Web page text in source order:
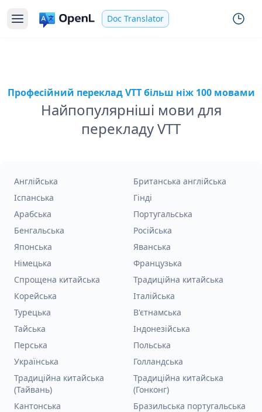
Doc Translator
Професійний переклад VTT більш ніж 100 мовами
Найпопулярніші мови для
перекладу VTT
Англійська
Британська англійська
Іспанська
Гінді
Арабська
Португальська
Бенгальська
Російська
Японська
Яванська
Німецька
Французька
Спрощена китайська
Традиційна китайська
Корейська
Італійська
Турецька
В'єтнамська
Тайська
Індонезійська
Перська
Польська
Українська
Голландська
Традиційна китайська
(Тайвань)
Традиційна китайська
(Гонконг)
Кантонська
Бразильська португальська